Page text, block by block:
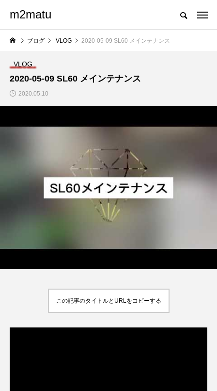
m2matu
ブログ VLOG 2020-05-09 SL60 メインテナンス
VLOG
2020-05-09 SL60 メインテナンス
2020.05.10
この記事のタイトルとURLをコピーする